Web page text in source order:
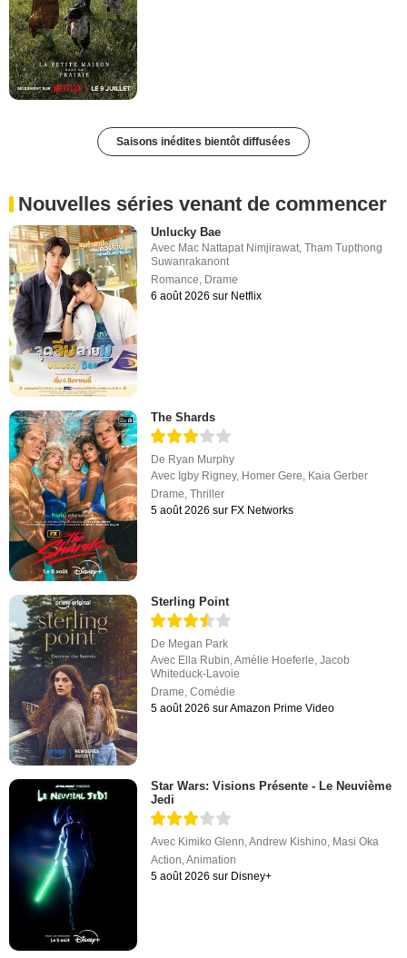
Saisons inédites bientôt diffusées
Nouvelles séries venant de commencer
Unlucky Bae
Avec Mac Nattapat Nimjirawat,Tham Tupthong
Suwanrakanont
Romance, Drame
6 août 2026 sur Netflix
The Shards
De Ryan Murphy
Avec Igby Rigney, Homer Gere Kaia Gerber
Drame ,Thriller
5 août 2026 sur FX Networks
Sterling Point
De Megan Park
Avec Ella Rubin,Amélie Hoeferle,Jacob
Whiteduck-Lavoie
Drame,Comédie
5 août 2026 sur Amazon Prime Video
Star Wars: Visions Présente - Le Neuvième
Jedi
Avec Kimiko Glenn,Andrew Kishino, Masi Oka
Action,Animation
5 août 2026 sur Disney+